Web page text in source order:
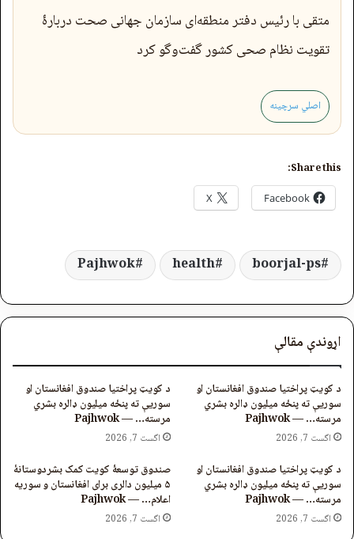
متقی با رئیس دفتر منطقه‌ای سازمان جهانی صحت دربارۀ
تقویت نظام صحی کشور گفت‌وگو کرد
اصلي سرچینه
Share this:
Facebook
X
boorjal-ps
health
Pajhwok
اړوندې مقالې
د کویټ پراختیا صندوق افغانستان او
سوریې ته پنځه میلیون ډالره بشري
مرسته… — Pajhwok
اگست 7, 2026
د کویټ پراختیا صندوق افغانستان او
سوریې ته پنځه میلیون ډالره بشري
مرسته… — Pajhwok
اگست 7, 2026
د کویټ پراختیا صندوق افغانستان او
سوریې ته پنځه میلیون ډالره بشري
مرسته… — Pajhwok
اگست 7, 2026
صندوق توسعۀ کویت کمک بشردوستانهٔ
۵ میلیون دالری برای افغانستان و سوریه
اعلام… — Pajhwok
اگست 7, 2026